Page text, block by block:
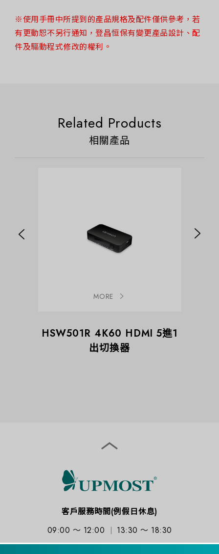
※使用手冊中所提到的產品規格及配件僅供參考，若
有更動恕不另行通知，登昌恒保有變更產品設計、配
件及驅動程式修改的權利。
Related Products
相關產品
MORE
HSW501R 4K60 HDMI 5進1
出切換器
客戶服務時間(例假日休息)
09:00 ～ 12:00
13:30 ～ 18:30